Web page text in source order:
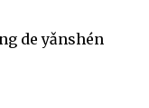
de yǎnshén